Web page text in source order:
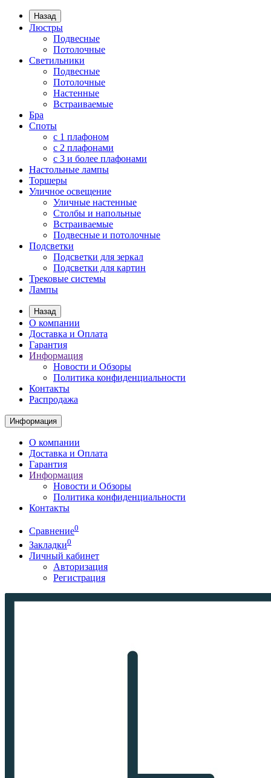
Назад
Люстры
Подвесные
Потолочные
Светильники
Подвесные
Потолочные
Настенные
Встраиваемые
Бра
Споты
с 1 плафоном
с 2 плафонами
с 3 и более плафонами
Настольные лампы
Торшеры
Уличное освещение
Уличные настенные
Столбы и напольные
Встраиваемые
Подвесные и потолочные
Подсветки
Подсветки для зеркал
Подсветки для картин
Трековые системы
Лампы
Назад
О компании
Доставка и Оплата
Гарантия
Информация
Новости и Обзоры
Политика конфиденциальности
Контакты
Распродажа
Информация
О компании
Доставка и Оплата
Гарантия
Информация
Новости и Обзоры
Политика конфиденциальности
Контакты
Сравнение0
Закладки0
Личный кабинет
Авторизация
Регистрация